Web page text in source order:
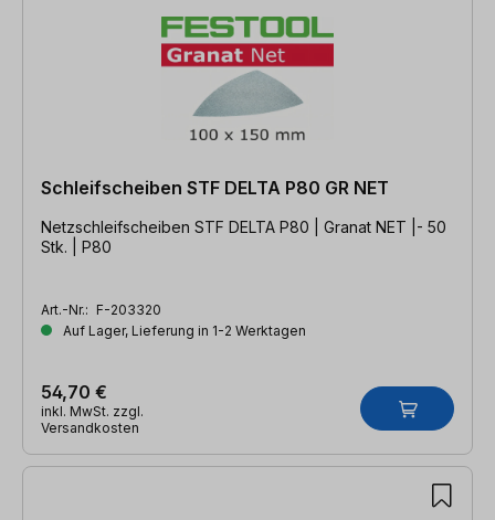
Schleifscheiben STF DELTA P80 GR NET
Netzschleifscheiben STF DELTA P80 | Granat NET |- 50
Stk. | P80
Art.-Nr.: F-203320
Auf Lager, Lieferung in 1-2 Werktagen
54,70 €
inkl. MwSt. zzgl.
Versandkosten